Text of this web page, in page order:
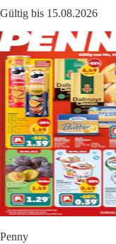
Gültig bis 15.08.2026
Penny